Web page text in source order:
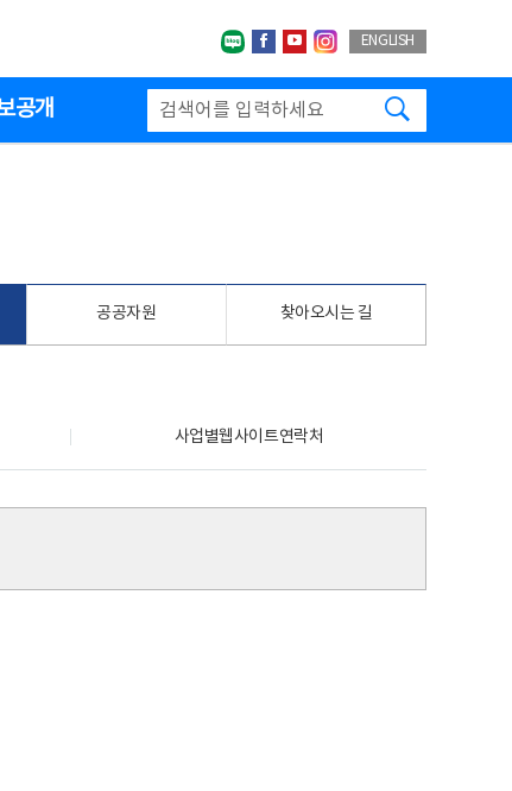
네이버블로그
페이스북
유투브인스타그랩
ENGLISH
공개
공공자원 찾아오시는 길
사업별웹사이트연락처